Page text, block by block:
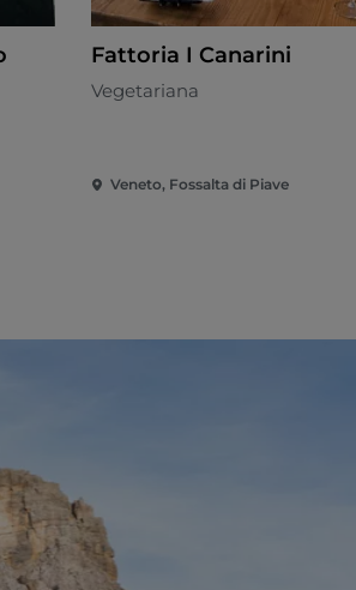
Fattoria I Canarini
Vegetariana
Veneto, Fossalta di Piave